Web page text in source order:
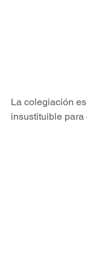
La colegiación
insustituible